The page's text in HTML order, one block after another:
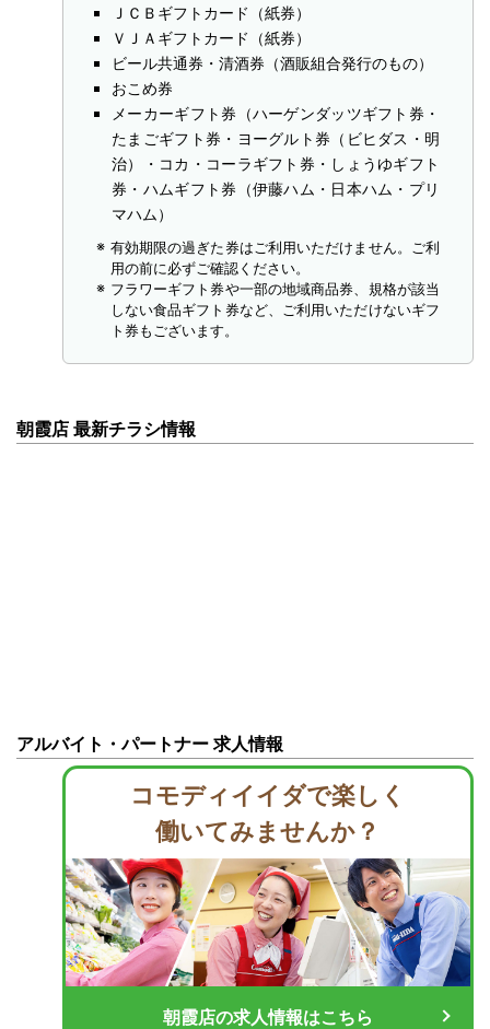
ＪＣＢギフトカード（紙券）
ＶＪＡギフトカード（紙券）
ビール共通券・清酒券（酒販組合発行のもの）
おこめ券
メーカーギフト券（ハーゲンダッツギフト券・
たまごギフト券・ヨーグルト券（ビヒダス・明
治）・コカ・コーラギフト券・しょうゆギフト
券・ハムギフト券（伊藤ハム・日本ハム・プリ
マハム）
有効期限の過ぎた券はご利用いただけません。ご利
用の前に必ずご確認ください。
フラワーギフト券や一部の地域商品券、規格が該当
しない食品ギフト券など、ご利用いただけないギフ
ト券もございます。
朝霞店 最新チラシ情報
アルバイト・パートナー 求人情報
コモディイイダで楽しく
働いてみませんか？
朝霞店の求人情報はこちら